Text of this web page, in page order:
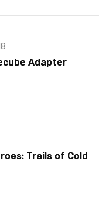
Adapter
Trails of Cold